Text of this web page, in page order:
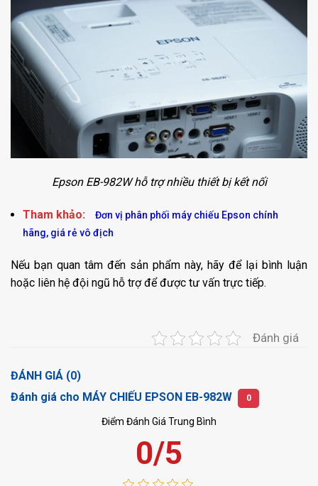
Epson EB-982W hỗ trợ nhiều thiết bị kết nối
Tham khảo:
Đơn vị phân phối máy chiếu Epson chính
hãng, giá rẻ vô địch
Nếu bạn quan tâm đến sản phẩm này, hãy để lại bình luận
hoặc liên hệ đội ngũ hỗ trợ để được tư vấn trực tiếp.
Đánh giá
ĐÁNH GIÁ (0)
Đánh giá cho MÁY CHIẾU EPSON EB-982W
0
Điểm Đánh Giá Trung Bình
0/5